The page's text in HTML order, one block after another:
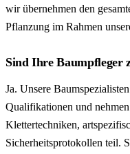
wir übernehmen den
Pflanzung im Rahmen
Sind Ihre Baumpfleger
Ja. Unsere
Qualifikationen und
Klettertechniken,
Sicherheitsprotokollen teil.